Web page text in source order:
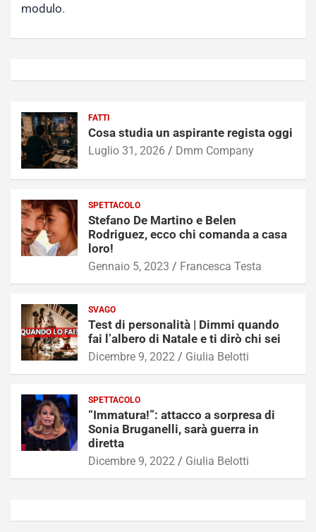
modulo.
FATTI
Cosa studia un aspirante regista oggi
Luglio 31, 2026 Dmm Company
SPETTACOLO
Stefano De Martino e Belen
Rodriguez, ecco chi comanda a casa
loro!
Gennaio 5, 2023 Francesca Testa
SVAGO
Test di personalità | Dimmi quando
fai l’albero di Natale e ti dirò chi sei
Dicembre 9, 2022 Giulia Belotti
SPETTACOLO
“Immatura!”: attacco a sorpresa di
Sonia Bruganelli, sarà guerra in
diretta
Dicembre 9, 2022 Giulia Belotti